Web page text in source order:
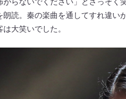
らないでください」とさっそく
読。秦の楽曲を通してすれ違い
大笑いでした。